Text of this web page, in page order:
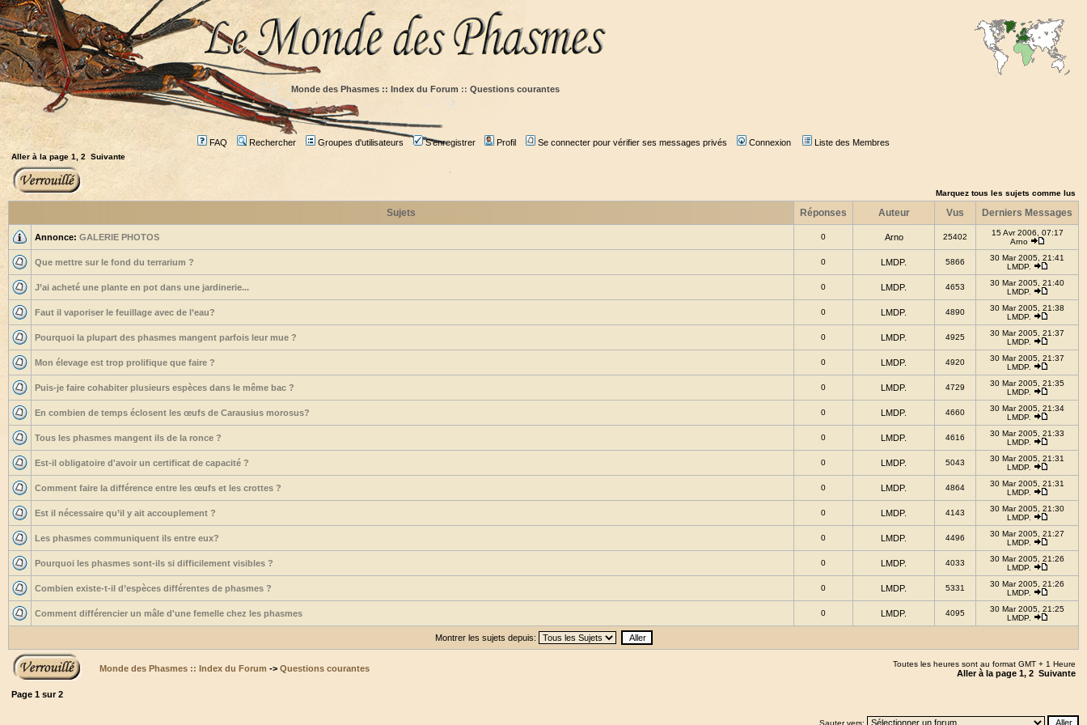
Monde des Phasmes :: Index du Forum :: Questions courantes
FAQ Rechercher Groupes d'utilisateurs S'enregistrer Profil Se connecter pour vérifier ses messages privés Connexion Liste des Membres
Aller à la page 1 2 Suivante
Marquez tous les sujets comme lus
Sujets Réponses Auteur Vus Derniers Messages
Annonce: GALERIE PHOTOS 0 Arno 25402
15 Avr 2006, 07:17
Arno
Que mettre sur le fond du terrarium ? 0 LMDP. 5866
30 Mar 2005, 21:41
LMDP.
J’ai acheté une plante en pot dans une jardinerie... 0 LMDP. 4653
30 Mar 2005, 21:40
LMDP.
Faut il vaporiser le feuillage avec de l’eau? 0 LMDP. 4890
30 Mar 2005, 21:38
LMDP.
Pourquoi la plupart des phasmes mangent parfois leur mue ? 0 LMDP. 4925
30 Mar 2005, 21:37
LMDP.
Mon élevage est trop prolifique que faire ? 0 LMDP. 4920
30 Mar 2005, 21:37
LMDP.
Puis-je faire cohabiter plusieurs espèces dans le même bac ? 0 LMDP. 4729
30 Mar 2005, 21:35
LMDP.
En combien de temps éclosent les œufs de Carausius morosus? 0 LMDP. 4660
30 Mar 2005, 21:34
LMDP.
Tous les phasmes mangent ils de la ronce ? 0 LMDP. 4616
30 Mar 2005, 21:33
LMDP.
Est-il obligatoire d'avoir un certificat de capacité ? 0 LMDP. 5043
30 Mar 2005, 21:31
LMDP.
Comment faire la différence entre les œufs et les crottes ? 0 LMDP. 4864
30 Mar 2005, 21:31
LMDP.
Est il nécessaire qu’il y ait accouplement ? 0 LMDP. 4143
30 Mar 2005, 21:30
LMDP.
Les phasmes communiquent ils entre eux? 0 LMDP. 4496
30 Mar 2005, 21:27
LMDP.
Pourquoi les phasmes sont-ils si difficilement visibles ? 0 LMDP. 4033
30 Mar 2005, 21:26
LMDP.
Combien existe-t-il d’espèces différentes de phasmes ? 0 LMDP. 5331
30 Mar 2005, 21:26
LMDP.
Comment différencier un mâle d'une femelle chez les phasmes 0 LMDP. 4095
30 Mar 2005, 21:25
LMDP.
Montrer les sujets depuis:
Monde des Phasmes :: Index du Forum -> Questions courantes Toutes les heures sont au format GMT + 1 Heure
Aller à la page 1, 2 Suivante
Page 1 sur2
Sauter vers: